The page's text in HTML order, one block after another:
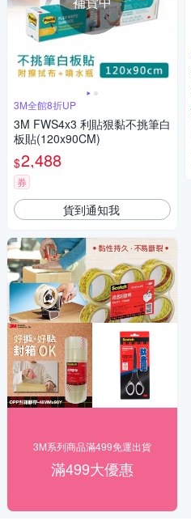
3M全館8折UP
3M FWS4x3 利貼狠黏不挑筆白
板貼(120x90CM)
$2,488
券
貨到通知我
3M系列商品滿499免運出貨
滿499大優惠